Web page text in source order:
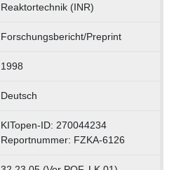
Reaktortechnik (INR)
Forschungsbericht/Preprint
1998
Deutsch
KITopen-ID: 270044234
Reportnummer: FZKA-6126